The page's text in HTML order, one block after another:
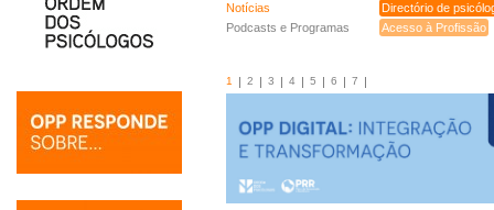
Notícias
Podcasts e Programas
Directório de
Acesso à Profissão
1 2 3 4 5 6 7